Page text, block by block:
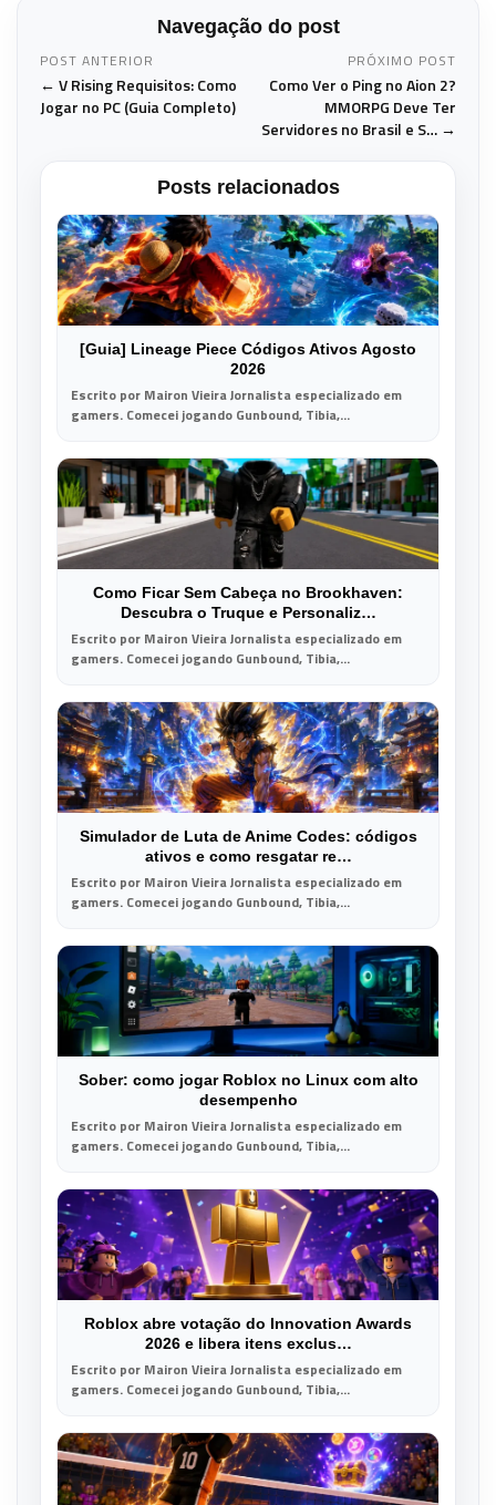
Navegação do post
POST ANTERIOR
← V Rising Requisitos: Como
Jogar no PC (Guia Completo)
PRÓXIMO POST
Como Ver o Ping no Aion 2?
MMORPG Deve Ter
Servidores no Brasil e S… →
Posts relacionados
[Guia] Lineage Piece Códigos Ativos Agosto
2026
Escrito por Mairon Vieira Jornalista especializado em
gamers. Comecei jogando Gunbound, Tibia,...
Como Ficar Sem Cabeça no Brookhaven:
Descubra o Truque e Personaliz…
Escrito por Mairon Vieira Jornalista especializado em
gamers. Comecei jogando Gunbound, Tibia,...
Simulador de Luta de Anime Codes: códigos
ativos e como resgatar re…
Escrito por Mairon Vieira Jornalista especializado em
gamers. Comecei jogando Gunbound, Tibia,...
Sober: como jogar Roblox no Linux com alto
desempenho
Escrito por Mairon Vieira Jornalista especializado em
gamers. Comecei jogando Gunbound, Tibia,...
Roblox abre votação do Innovation Awards
2026 e libera itens exclus…
Escrito por Mairon Vieira Jornalista especializado em
gamers. Comecei jogando Gunbound, Tibia,...